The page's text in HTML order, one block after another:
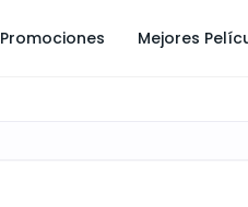
Promociones Mejores